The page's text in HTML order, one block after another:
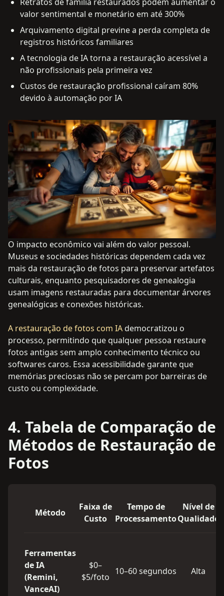
valor sentimental e monetário em até 300%
Arquivamento digital previne a perda completa de
registros históricos familiares
A tecnologia de IA torna a restauração acessível a
não profissionais pela primeira vez
Custos de restauração profissional caíram 80%
devido à automação por IA
O impacto econômico vai além do valor pessoal.
Museus e sociedades históricas dependem cada vez
mais da restauração de fotos para preservar artefatos
culturais, enquanto pesquisadores de genealogia
usam imagens restauradas para documentar árvores
genealógicas e conexões históricas.
A restauração de fotos com IAdemocratizou o
processo, permitindo que qualquer pessoa restaure
fotos antigas sem amplo conhecimento técnico ou
softwares caros. Essa acessibilidade garante que
memórias preciosas não se percam por barreiras de
custo ou complexidade.
4. Tabela de Comparação de
Métodos de Restauração de
Fotos
Método
Faixa de
Custo
Tempo de
Processamento
Nível de
Qualidade
Ferramentas
de IA
(Remini,
VanceAI)
$0–
$5/foto
10–60 segundos Alta